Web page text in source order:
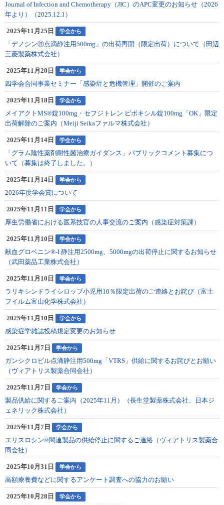
Journal of Infection and Chemotherapy（JIC）のAPC変更のお知らせ（2026
年より）（2025.12.1）
2025年11月25日 学会から
「デノシンⓇ点滴静注用500mg」の出荷再開（限定出荷）について（田辺
三菱製薬株式会社）
2025年11月20日 学会から
四学会合同事業セミナー「感染症と危機管理」開催のご案内
2025年11月18日 学会から
メイアクトMS®錠100mg・セフジトレン ピボキシル錠100mg「OK」限定
出荷解除のご案内（Meiji Seikaファルマ株式会社）
2025年11月14日 学会から
「グラム陰性薬剤耐性菌治療ガイダンス」パブリックコメント募集につ
いて（募集は終了しました。）
2025年11月14日 学会から
2026年度学会賞について
2025年11月11日 学会から
厚生労働省における医系技官の人事交流のご案内（感染症対策課）
2025年11月10日 学会から
献血グロベニン®-I 静注用2500mg、5000mgの出荷停止に関するお知らせ
（武田薬品工業株式会社）
2025年11月10日 学会から
ラリキシンドライシロップ小児用10％限定出荷のご連絡とお詫び（富士
フイルム富山化学株式会社）
2025年11月10日 学会から
感染症学雑誌投稿規定変更のお知らせ
2025年11月7日 学会から
ガンシクロビル点滴静注用500mg「VTRS」供給に関するお詫びとお願い
（ヴィアトリス製薬合同会社）
2025年11月7日 学会から
製品供給に関するご案内（2025年11月）（長生堂製薬株式会社、日本ジ
ェネリック株式会社）
2025年11月7日 学会から
エリスロシン®関連製品の供給停止に関するご連絡（ヴィアトリス製薬合
同会社）
2025年10月31日 学会から
高額療養費などに関するアンケート調査への協力のお願い
2025年10月28日 学会から